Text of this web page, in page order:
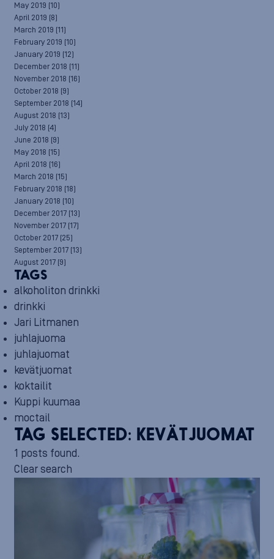
May 2019 (10)
April 2019 (8)
March 2019 (11)
February 2019 (10)
January 2019 (12)
December 2018 (11)
November 2018 (16)
October 2018 (9)
September 2018 (14)
August 2018 (13)
July 2018 (4)
June 2018 (9)
May 2018 (15)
April 2018 (16)
March 2018 (15)
February 2018 (18)
January 2018 (10)
December 2017 (13)
November 2017 (17)
October 2017 (25)
September 2017 (13)
August 2017 (9)
TAGS
alkoholiton drinkki
drinkki
Jari Litmanen
juhlajuoma
juhlajuomat
kevätjuomat
koktailit
Kuppi kuumaa
moctail
TAG SELECTED: KEVÄTJUOMAT
1 posts found.
Clear search